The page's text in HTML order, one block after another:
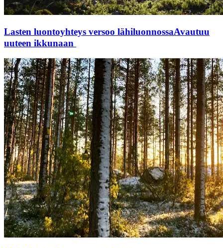
Lasten luontoyhteys versoo lähiluonnossaAvautuu
uuteen ikkunaan